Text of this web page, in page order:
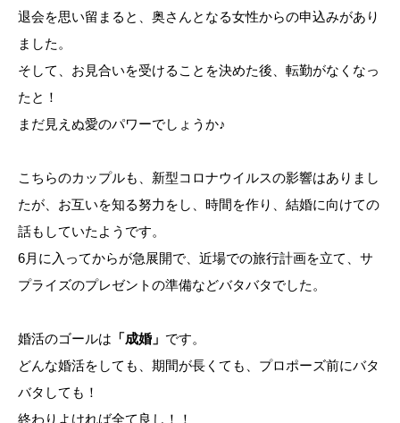
退会を思い留まると、奥さんとなる女性からの申込みがあり
ました。
そして、お見合いを受けることを決めた後、転勤がなくなっ
たと！
まだ見えぬ愛のパワーでしょうか♪
こちらのカップルも、新型コロナウイルスの影響はありまし
たが、お互いを知る努力をし、時間を作り、結婚に向けての
話もしていたようです。
6月に入ってからが急展開で、近場での旅行計画を立て、サ
プライズのプレゼントの準備などバタバタでした。
婚活のゴールは 「成婚」 です。
どんな婚活をしても、期間が長くても、プロポーズ前にバタ
バタしても！
終わりよければ全て良し！！